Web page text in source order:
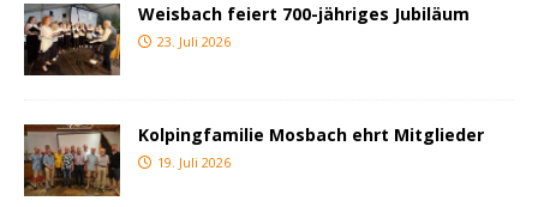
Weisbach feiert 700-jähriges Jubiläum
23. Juli 2026
Kolpingfamilie Mosbach ehrt Mitglieder
19. Juli 2026